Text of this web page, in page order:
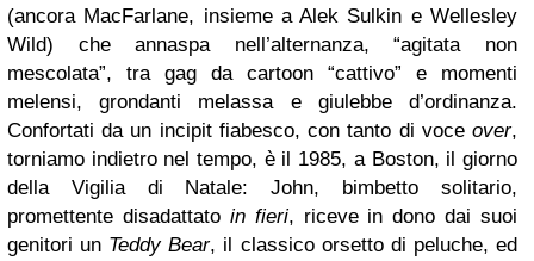
(ancora MacFarlane, insieme a Alek Sulkin e Wellesley
Wild) che annaspa nell’alternanza, “agitata non
mescolata”, tra gag da cartoon “cattivo” e momenti
melensi, grondanti melassa e giulebbe d’ordinanza.
Confortati da un incipit fiabesco, con tanto di voce over,
torniamo indietro nel tempo, è il 1985, a Boston, il giorno
della Vigilia di Natale: John, bimbetto solitario,
promettente disadattato in fieri, riceve in dono dai suoi
genitori un Teddy Bear, il classico orsetto di peluche, ed